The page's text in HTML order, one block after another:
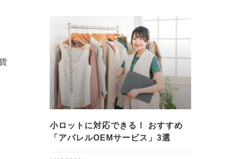
小ロットに対応できる！ おすすめ
「アパレルOEMサービス」3選